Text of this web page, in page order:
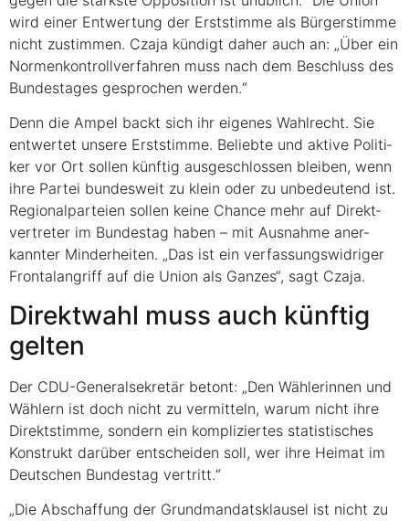
wird einer Ent­wer­tung der Erst­stim­me als Bür­ger­stim­me
nicht zustim­men. Cza­ja kün­digt daher auch an: „Über ein
Nor­men­kon­troll­ver­fah­ren muss nach dem Beschluss des
Bun­des­ta­ges gespro­chen werden.“
Denn die Ampel backt sich ihr eige­nes Wahl­recht. Sie
ent­wer­tet unse­re Erst­stim­me. Belieb­te und akti­ve Poli­ti­
ker vor Ort sol­len künf­tig aus­ge­schlos­sen blei­ben, wenn
ihre Par­tei bun­des­weit zu klein oder zu unbe­deu­tend ist.
Regio­nal­par­tei­en sol­len kei­ne Chan­ce mehr auf Direkt­
ver­tre­ter im Bun­des­tag haben – mit Aus­nah­me aner­
kann­ter Min­der­hei­ten. „Das ist ein ver­fas­sungs­wid­ri­ger
Fron­tal­an­griff auf die Uni­on als Gan­zes“, sagt Czaja.
Direkt­wahl muss auch künf­tig
gelten
Der CDU-Gene­ral­se­kre­tär betont: „Den Wäh­le­rin­nen und
Wäh­lern ist doch nicht zu ver­mit­teln, war­um nicht ihre
Direkt­stim­me, son­dern ein kom­pli­zier­tes sta­tis­ti­sches
Kon­strukt dar­über ent­schei­den soll, wer ihre Hei­mat im
Deut­schen Bun­des­tag vertritt.“
„Die Abschaf­fung der Grund­man­dats­klau­sel ist nicht zu